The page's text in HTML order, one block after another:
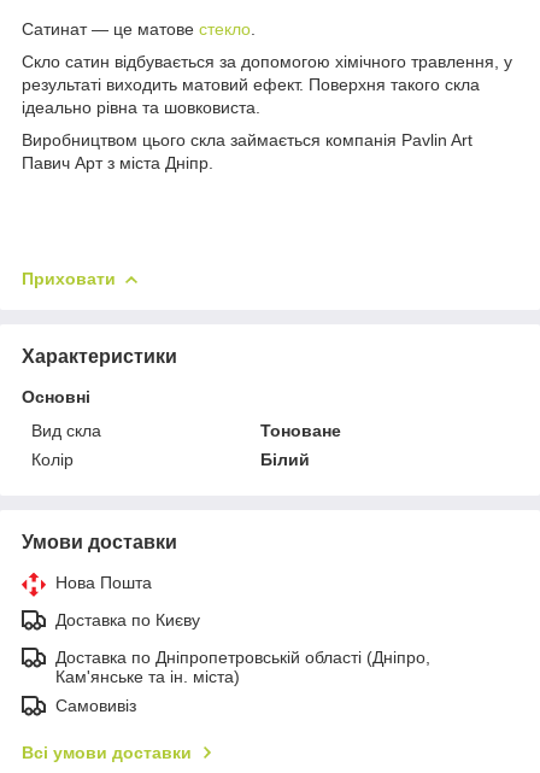
Сатинат — це матове стекло
Скло сатин відбувається за допомогою хімічного травлення, у
результаті виходить матовий ефект. Поверхня такого скла
ідеально рівна та шовковиста.
Виробництвом цього скла займається компанія Pavlin Art
Павич Арт з міста Дніпр.
Приховати
Характеристики
Основні
Вид скла
Тоноване
Колір
Білий
Умови доставки
Нова Пошта
Доставка по Києву
Доставка по Дніпропетровській області (Дніпро,
Кам'янське та ін. міста)
Самовивіз
Всі умови доставки